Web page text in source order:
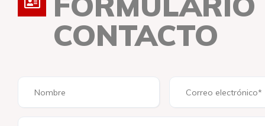
CONTACTO